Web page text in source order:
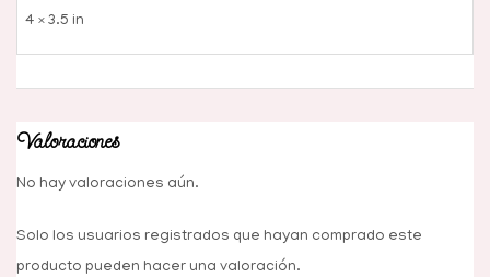
4 × 3.5 in
Valoraciones
No hay valoraciones aún.
Solo los usuarios registrados que hayan comprado este
producto pueden hacer una valoración.